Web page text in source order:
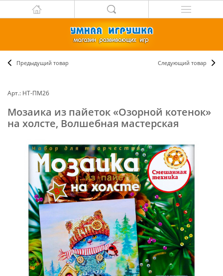
Предыдущий товар Следующий товар
Арт.: НТ-ПМ26
Мозаика из пайеток «Озорной котенок»
на холсте, Волшебная мастерская